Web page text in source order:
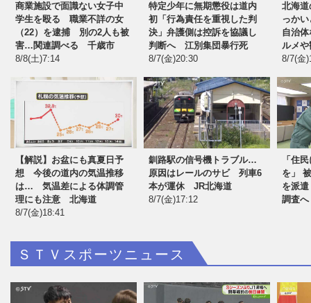
今年で5周年！北海道を
商業施設で面識ない女子中
学生を殴る 職業不詳の女
（22）を逮捕 別の2人も被
害…関連調べる 千歳市
8/8(土)7:14
特定少年に無期懲役は道内
初「行為責任を重視した判
決」弁護側は控訴を協議し
判断へ 江別集団暴行死
8/7(金)20:30
北海道
っか
自治
ルメや
8/7(金
【解説】お盆にも真夏日予
想 今後の道内の気温推移
は… 気温差による体調管
理にも注意 北海道
8/7(金)18:41
釧路駅の信号機トラブル…
原因はレールのサビ 列車6
本が運休 JR北海道
8/7(金)17:12
「住
を」
を派
調査
ＳＴＶスポーツニュース